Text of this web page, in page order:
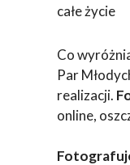
całe życie
Co
Par
realizacji.
online,